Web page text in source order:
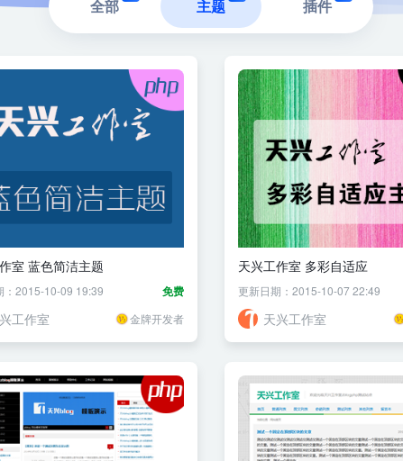
全部 主题 插件
室 蓝色简洁主题
免费
：2015-10-09 19:39
工作室 金牌开发者
天兴工作室 多彩自适应
更新日期：2015-10-07 22:49
天兴工作室